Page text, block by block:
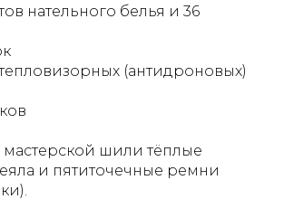
нательного белья и 36
(антидроновых)
мастерской шили тёплые
и пятиточечные ремни